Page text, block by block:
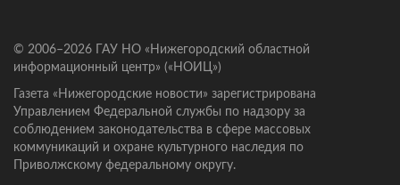
© 2006–2026 ГАУ НО «Нижегородский областной
информационный центр» («НОИЦ»)
Газета «Нижегородские новости» зарегистрирована
Управлением Федеральной службы по надзору за
соблюдением законодательства в сфере массовых
коммуникаций и охране культурного наследия по
Приволжскому федеральному округу.